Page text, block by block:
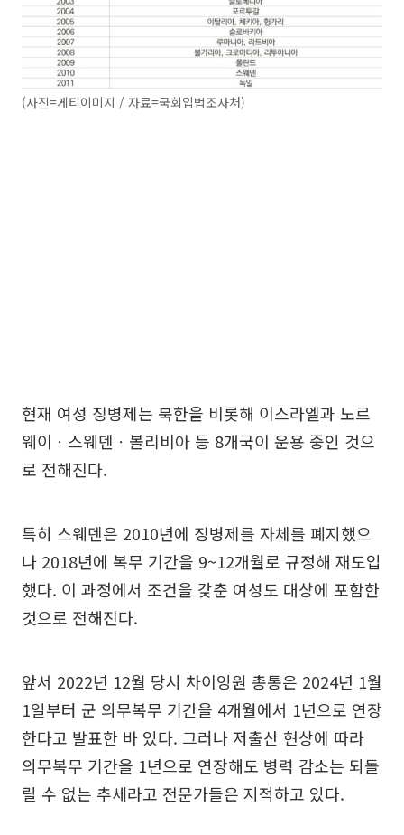
(사진=게티이미지 / 자료=국회입법조사처)
현재 여성 징병제는 북한을 비롯해 이스라엘과 노르
웨이ㆍ스웨덴ㆍ볼리비아 등 8개국이 운용 중인 것으
로 전해진다.
특히 스웨덴은 2010년에 징병제를 자체를 폐지했으
나 2018년에 복무 기간을 9~12개월로 규정해 재도입
했다. 이 과정에서 조건을 갖춘 여성도 대상에 포함한
것으로 전해진다.
앞서 2022년 12월 당시 차이잉원 총통은 2024년 1월
1일부터 군 의무복무 기간을 4개월에서 1년으로 연장
한다고 발표한 바 있다. 그러나 저출산 현상에 따라
의무복무 기간을 1년으로 연장해도 병력 감소는 되돌
릴 수 없는 추세라고 전문가들은 지적하고 있다.